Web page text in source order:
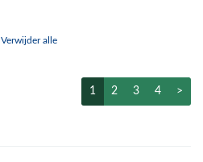
Verwijder alle
1 2 3 4 >